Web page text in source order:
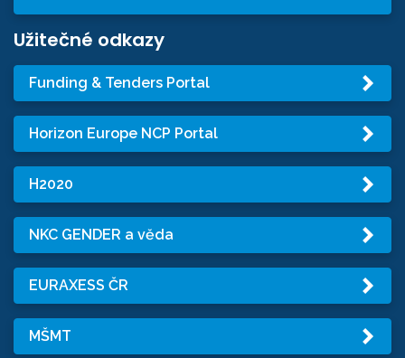
Užitečné odkazy
Funding & Tenders Portal
Horizon Europe NCP Portal
H2020
NKC GENDER a věda
EURAXESS ČR
MŠMT